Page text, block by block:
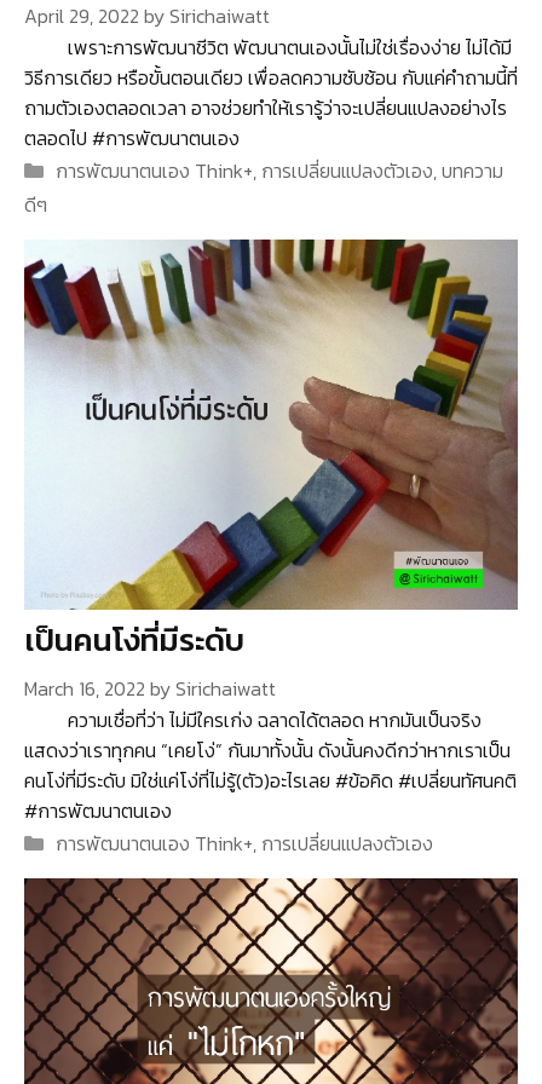
April 29, 2022 bySirichaiwatt
เพราะการพัฒนาชีวิต พัฒนาตนเองนั้นไม่ใช่เรื่องง่าย ไม่ได้มี
วิธีการเดียว หรือขั้นตอนเดียว เพื่อลดความซับซ้อน กับแค่คำถามนี้ที่
ถามตัวเองตลอดเวลา อาจช่วยทำให้เรารู้ว่าจะเปลี่ยนแปลงอย่างไร
ตลอดไป #การพัฒนาตนเอง
Categories
การพัฒนาตนเอง Think+, การเปลี่ยนแปลงตัวเอง,บทความ
ดีๆ
เป็นคนโง่ที่มีระดับ
March 16, 2022 bySirichaiwatt
ความเชื่อที่ว่า ไม่มีใครเก่ง ฉลาดได้ตลอด หากมันเป็นจริง
แสดงว่าเราทุกคน “เคยโง่” กันมาทั้งนั้น ดังนั้นคงดีกว่าหากเราเป็น
คนโง่ที่มีระดับ มิใช่แค่โง่ที่ไม่รู้(ตัว)อะไรเลย #ข้อคิด #เปลี่ยนทัศนคติ
#การพัฒนาตนเอง
Categories
การพัฒนาตนเอง Think+, การเปลี่ยนแปลงตัวเอง